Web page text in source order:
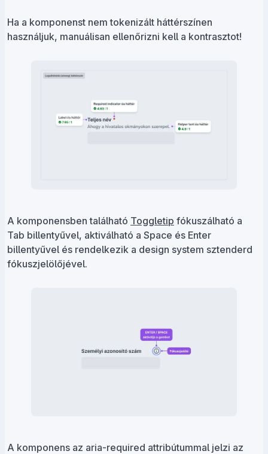
Ha a komponenst nem tokenizált háttérszínen
használjuk, manuálisan ellenőrizni kell a kontrasztot!
A komponensben található Toggletip fókuszálható a
Tab billentyűvel, aktiválható a Space és Enter
billentyűvel és rendelkezik a design system sztenderd
fókuszjelölőjével.
A komponens az aria-required attribútummal jelzi az